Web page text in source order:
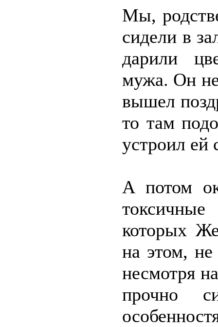
Мы,
сидели в
дарили
мужа. Он не
вышел
то там
устроил ей
А потом
которых
на этом, не
несмотря
прочно